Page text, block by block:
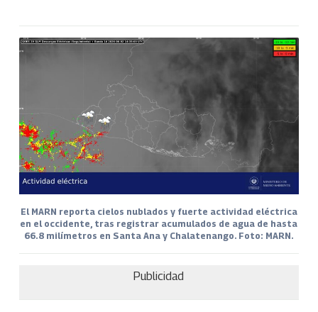
El MARN reporta cielos nublados y fuerte actividad eléctrica
en el occidente, tras registrar acumulados de agua de hasta
66.8 milímetros en Santa Ana y Chalatenango. Foto: MARN.
Publicidad